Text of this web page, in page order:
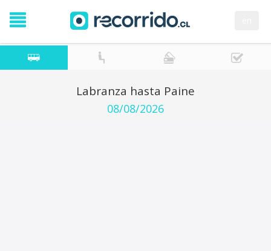
Labranza hasta Paine
08/08/2026